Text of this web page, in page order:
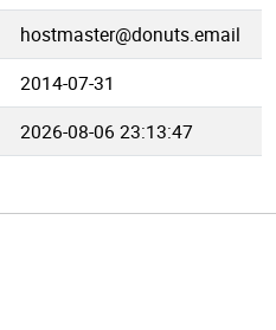
hostmaster@donuts.email
2014-07-31
2026-08-06 23:13:47